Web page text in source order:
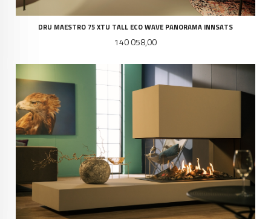
DRU MAESTRO 75 XTU TALL ECO WAVE PANORAMA INNSATS
Pris
140 058,00